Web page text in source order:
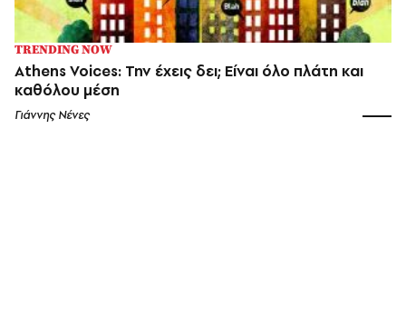
TRENDING NOW
Athens Voices: Την έχεις δει; Είναι όλο πλάτη και
καθόλου μέση
Γιάννης Νένες